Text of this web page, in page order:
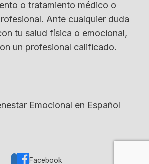
o tratamiento médico o
Ante cualquier duda
tu salud física o emocional,
un profesional calificado.
Emocional en Español
Facebook